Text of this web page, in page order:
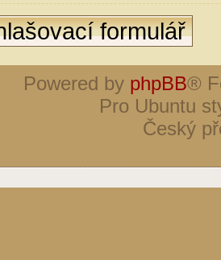
formulář
Powered by phpBB®
Pro Ubuntu
Český